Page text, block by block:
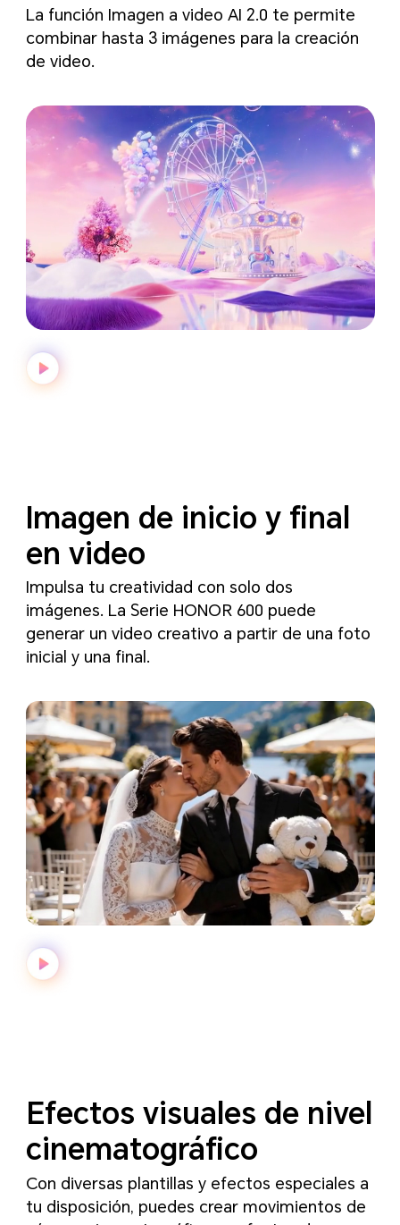
La función Imagen a video AI 2.0 te permite
combinar hasta 3 imágenes para la creación
de video.
Imagen de inicio y final
en video
Impulsa tu creatividad con solo dos
imágenes. La Serie HONOR 600 puede
generar un video creativo a partir de una foto
inicial y una final.
Efectos visuales de nivel
cinematográfico
Con diversas plantillas y efectos especiales a
tu disposición, puedes crear movimientos de